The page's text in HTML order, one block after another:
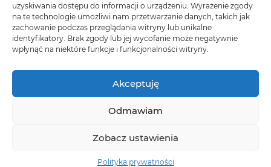
uzyskiwania dostępu do informacji o urządzeniu. Wyrażenie zgody
na te technologie umożliwi nam przetwarzanie danych, takich jak
zachowanie podczas przeglądania witryny lub unikalne
identyfikatory. Brak zgody lub jej wycofanie może negatywnie
wpłynąć na niektóre funkcje i funkcjonalności witryny.
Akceptuję
Odmawiam
Zobacz ustawienia
Polityka prywatności
Polityka prywatności
Copyright © CLASSEN Korzystanie z materiałów
umowy licencyjnej.